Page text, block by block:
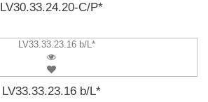
LV30.33.24.20-C/P*
LV33.33.23.16 b/L*